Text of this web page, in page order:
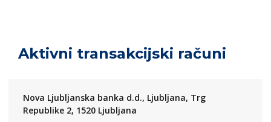
Aktivni transakcijski računi
Nova Ljubljanska banka d.d., Ljubljana, Trg
Republike 2, 1520 Ljubljana